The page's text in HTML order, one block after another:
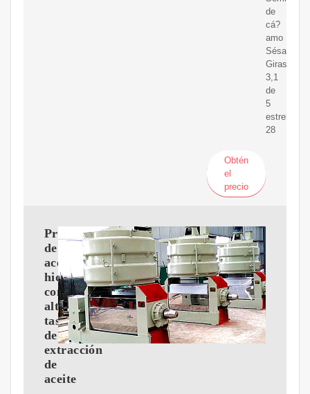
de
cá?
amo
Sésamo
Girasol
3,1
de
5
estrellas
28
Obtén
el
precio
Prensa
de
aceite
hidráulica
con
alta
tasa
de
extracción
de
aceite